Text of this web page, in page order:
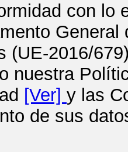
con lo
General
(UE-2016/
nuestra
[Ver] y las
de sus